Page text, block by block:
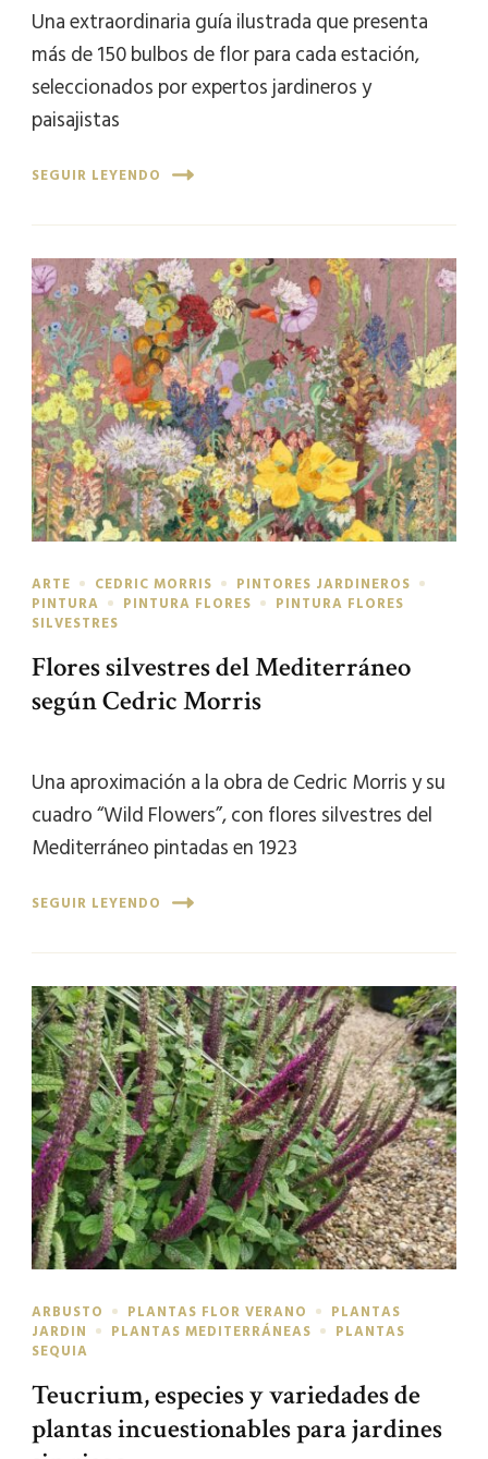
Una extraordinaria guía ilustrada que presenta
más de 150 bulbos de flor para cada estación,
seleccionados por expertos jardineros y
paisajistas
SEGUIR LEYENDO
ARTE CEDRIC MORRIS
PINTORES JARDINEROS
PINTURA
PINTURA FLORES
PINTURA FLORES
SILVESTRES
Flores silvestres del Mediterráneo
según Cedric Morris
Una aproximación a la obra de Cedric Morris y su
cuadro “Wild Flowers”, con flores silvestres del
Mediterráneo pintadas en 1923
SEGUIR LEYENDO
ARBUSTO PLANTAS FLOR VERANO
PLANTAS
JARDIN
PLANTAS MEDITERRÁNEAS
PLANTAS
SEQUIA
Teucrium, especies y variedades de
plantas incuestionables para jardines